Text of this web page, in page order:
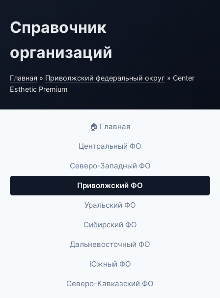
Справочник
организаций
Главная » Приволжский федеральный округ » Center
Esthetic Premium
🏠 Главная
Центральный ФО
Северо-Западный ФО
Приволжский ФО
Уральский ФО
Сибирский ФО
Дальневосточный ФО
Южный ФО
Северо-Кавказский ФО